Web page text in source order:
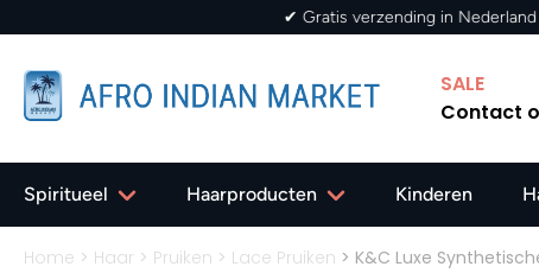
SALE
Contact
Spiritueel Haarproducten Kinderen
Home > Haar > Pruiken > Lace Pruiken > K&C Luxe